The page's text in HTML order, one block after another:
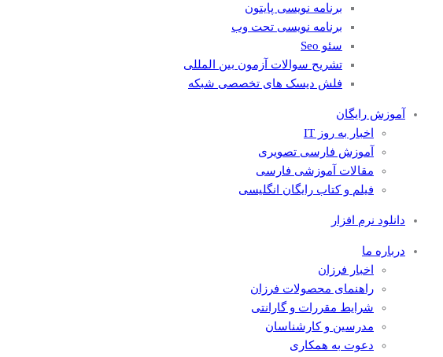
برنامه نویسی پایتون
برنامه نویسی تحت وب
سئو Seo
تشریح سوالات آزمون بین المللی
فلش دیسک های تخصصی شبکه
آموزش رایگان
اخبار به روز IT
آموزش فارسی تصویری
مقالات آموزشی فارسی
فیلم و کتاب رایگان انگلیسی
دانلود نرم افزار
درباره ما
اخبار فرزان
راهنمای محصولات فرزان
شرایط مقررات و گارانتی
مدرسین و کارشناسان
دعوت به همکاری